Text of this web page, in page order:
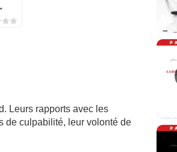
Leurs rapports avec les
de culpabilité, leur volonté de